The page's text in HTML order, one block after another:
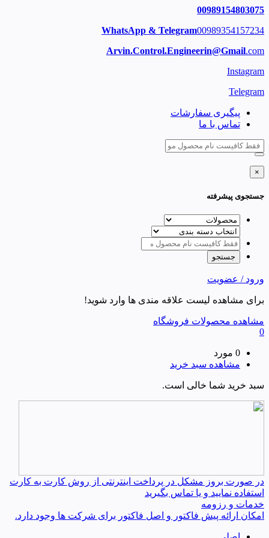
00989154803075
WhatsApp & Telegram00989354157234
Arvin.Control.Engineerin@Gmail.com
Instagram
Telegram
پیگیری سفارشات
تماس با ما
×
جستجوی پیشرفته
ورود / عضویت
برای مشاهده لیست علاقه مندی ها وارد شوید!
مشاهده محصولات فروشگاه
0
0 مورد
مشاهده سبد خرید
سبد خرید شما خالی است.
در صورت بروز مشکل در پرداخت اینترنتی از روش کارت به کارت
استفاده نمایید و یا تماس بگیرید
خدمات و رزومه
امکان ارائه پیش فاکتور و اصل فاکتور برای شرکت ها وجود دارد.